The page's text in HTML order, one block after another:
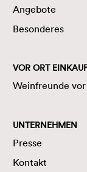
Angebote
Besonderes
VOR ORT
Weinfreunde
UNTERNEHMEN
Presse
Kontakt